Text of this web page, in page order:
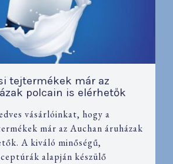
tejtermékek már az
polcain is elérhetők
vásárlóinkat, hogy a
már az Auchan áruházak
A kiváló minőségű,
alapján készülő